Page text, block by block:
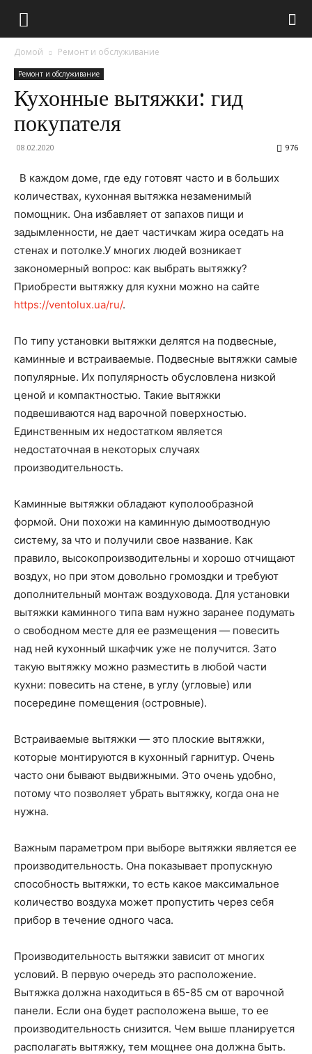
Домой Ремонт и обслуживание
Ремонт и обслуживание
Кухонные вытяжки: гид
покупателя
08.02.2020 976
В каждом доме, где еду готовят часто и в больших
количествах, кухонная вытяжка незаменимый
помощник. Она избавляет от запахов пищи и
задымленности, не дает частичкам жира оседать на
стенах и потолке.У многих людей возникает
закономерный вопрос: как выбрать вытяжку?
Приобрести вытяжку для кухни можно на сайте
https://ventolux.ua/ru/.
По типу установки вытяжки делятся на подвесные,
каминные и встраиваемые. Подвесные вытяжки самые
популярные. Их популярность обусловлена низкой
ценой и компактностью. Такие вытяжки
подвешиваются над варочной поверхностью.
Единственным их недостатком является
недостаточная в некоторых случаях
производительность.
Каминные вытяжки обладают куполообразной
формой. Они похожи на каминную дымоотводную
систему, за что и получили свое название. Как
правило, высокопроизводительны и хорошо отчищают
воздух, но при этом довольно громоздки и требуют
дополнительный монтаж воздуховода. Для установки
вытяжки каминного типа вам нужно заранее подумать
о свободном месте для ее размещения — повесить
над ней кухонный шкафчик уже не получится. Зато
такую вытяжку можно разместить в любой части
кухни: повесить на стене, в углу (угловые) или
посередине помещения (островные).
Встраиваемые вытяжки — это плоские вытяжки,
которые монтируются в кухонный гарнитур. Очень
часто они бывают выдвижными. Это очень удобно,
потому что позволяет убрать вытяжку, когда она не
нужна.
Важным параметром при выборе вытяжки является ее
производительность. Она показывает пропускную
способность вытяжки, то есть какое максимальное
количество воздуха может пропустить через себя
прибор в течение одного часа.
Производительность вытяжки зависит от многих
условий. В первую очередь это расположение.
Вытяжка должна находиться в 65-85 см от варочной
панели. Если она будет расположена выше, то ее
производительность снизится. Чем выше планируется
располагать вытяжку, тем мощнее она должна быть.